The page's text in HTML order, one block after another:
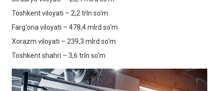
Toshkent viloyati – 2,2 trln so‘m
Farg‘ona viloyati – 478,4 mlrd so‘m
Xorazm viloyati – 239,3 mlrd so‘m
Toshkent shahri – 3,6 trln so‘m